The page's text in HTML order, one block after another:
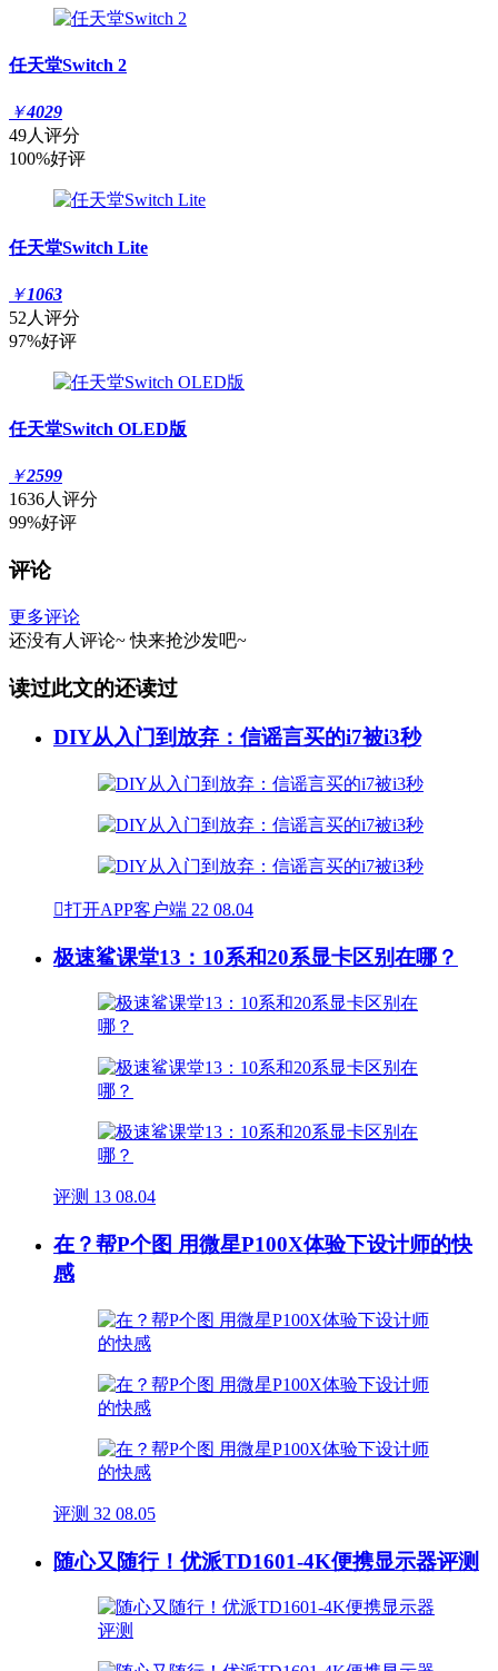
任天堂Switch 2
￥4029
49人评分
100%好评
任天堂Switch Lite
￥1063
52人评分
97%好评
任天堂Switch OLED版
￥2599
1636人评分
99%好评
评论
更多评论
还没有人评论~ 快来抢沙发吧~
读过此文的还读过
DIY从入门到放弃：信谣言买的i7被i3秒
打开APP客户端 22 08.04
极速鲨课堂13：10系和20系显卡区别在哪？
评测 13 08.04
在？帮P个图 用微星P100X体验下设计师的快
感
评测 32 08.05
随心又随行！优派TD1601-4K便携显示器评测